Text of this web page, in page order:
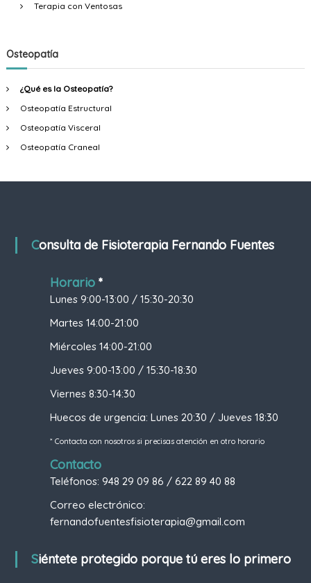
Terapia con Ventosas
Osteopatía
¿Qué es la Osteopatía?
Osteopatía Estructural
Osteopatía Visceral
Osteopatía Craneal
Consulta de Fisioterapia Fernando Fuentes
Horario*
Lunes 9:00-13:00 / 15:30-20:30
Martes 14:00-21:00
Miércoles 14:00-21:00
Jueves 9:00-13:00 / 15:30-18:30
Viernes 8:30-14:30
Huecos de urgencia: Lunes 20:30 / Jueves 18:30
* Contacta con nosotros si precisas atención en otro horario
Contacto
Teléfonos: 948 29 09 86 / 622 89 40 88
Correo electrónico:
fernandofuentesfisioterapia@gmail.com
Siéntete protegido porque tú eres lo primero